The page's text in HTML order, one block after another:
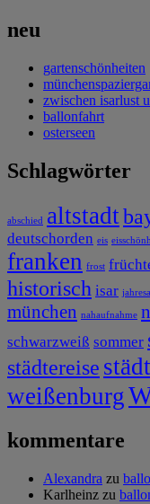
neu
gartenschönheiten
zwischen isarlust
ballonfahrt
osterseen
Schlagwörter
abschied altstadt
deutschorden eis
franken frost
historisch isar
münchen nahaufnahme
schwarzweiß sommer
städtereise
weißenburg
kommentare
Alexandra zu
Karlheinz zu